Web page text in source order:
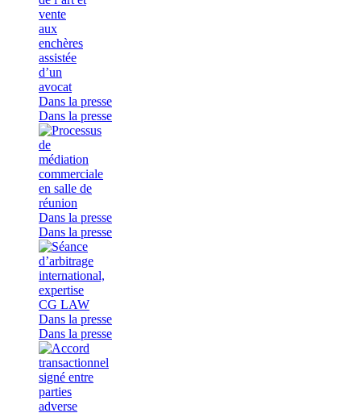
Dans la presse
Dans la presse
Dans la presse
Dans la presse
Dans la presse
Dans la presse